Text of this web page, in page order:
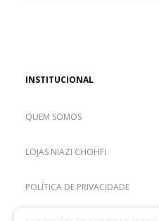
INSTITUCIONAL
QUEM SOMOS
LOJAS NIAZI CHOHFI
POLÍTICA DE PRIVACIDADE